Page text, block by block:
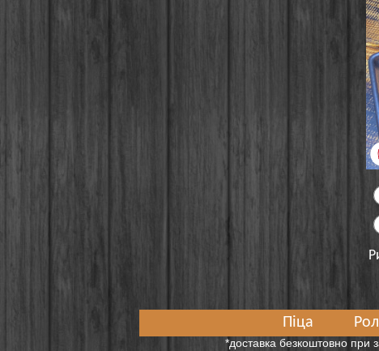
Піца
*доставка безкоштовно при